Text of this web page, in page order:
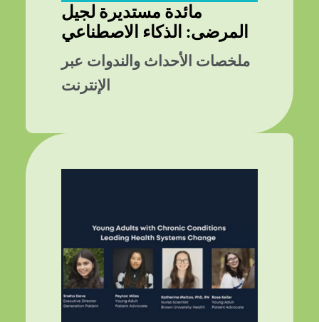
مائدة مستديرة لجيل
المرضى: الذكاء الاصطناعي
ملخصات الأحداث والندوات عبر
الإنترنت